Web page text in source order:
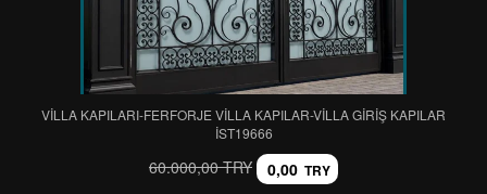
VİLLA KAPILARI-FERFORJE VİLLA KAPILAR-VİLLA GİRİŞ KAPILAR
IST19666
60.000,00 TRY 0,00 TRY